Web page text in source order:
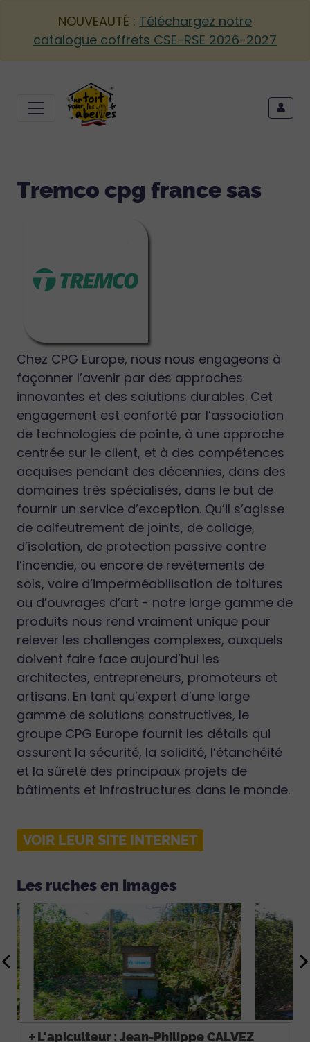
NOUVEAUTÉ : Téléchargez notre
catalogue coffrets CSE-RSE 2026-2027
Tremco cpg france sas
Chez CPG Europe, nous nous engageons à
façonner l’avenir par des approches
innovantes et des solutions durables. Cet
engagement est conforté par l’association
de technologies de pointe, à une approche
centrée sur le client, et à des compétences
acquises pendant des décennies, dans des
domaines très spécialisés, dans le but de
fournir un service d’exception. Qu’il s’agisse
de calfeutrement de joints, de collage,
d’isolation, de protection passive contre
l’incendie, ou encore de revêtements de
sols, voire d’imperméabilisation de toitures
ou d’ouvrages d’art - notre large gamme de
produits nous rend vraiment unique pour
relever les challenges complexes, auxquels
doivent faire face aujourd’hui les
architectes, entrepreneurs, promoteurs et
artisans. En tant qu’expert d’une large
gamme de solutions constructives, le
groupe CPG Europe fournit les détails qui
assurent la sécurité, la solidité, l’étanchéité
et la sûreté des principaux projets de
bâtiments et infrastructures dans le monde.
VOIR LEUR SITE INTERNET
Les ruches en images
L'apiculteur : Jean-Philippe CALVEZ